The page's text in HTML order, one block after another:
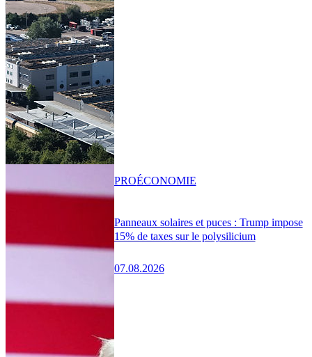
Panneaux solaires et puces : Trump impose
15% de taxes sur le polysilicium
07.08.2026
PROÉCONOMIE